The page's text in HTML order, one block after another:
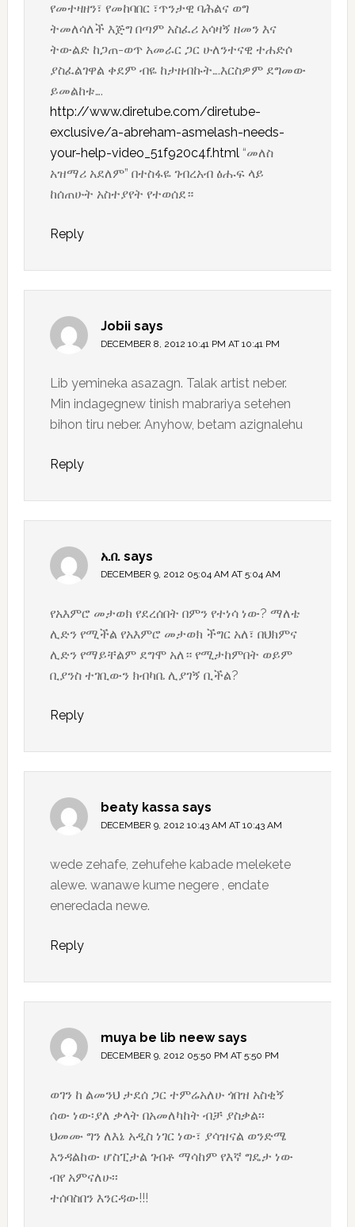
የመተዛዘን፣ የመከባበር ፣ጥንታዊ ባሕልና ወግ
ትመለሳለች እጅግ በጣም አስፈሪ አሳዛኝ ዘመን እና
ትውልድ ከጋጠ-ወጥ አመራር ጋር ሁለንተናዊ ተሐድሶ
ያስፈልገዋል ቀደም ብዬ ከታዘብኩት….እርስዎም ደግመው
ይመልከቱ….
http://www.diretube.com/diretube-
exclusive/a-abreham-asmelash-needs-
your-help-video_51f920c4f.html“መለስ
አዝማሪ አደለም” በተስፋዬ ገብረአብ ፅሑፍ ላይ
ከሰጠሁት አስተያየት የተወሰደ።
Reply
Jobii says
DECEMBER 8, 2012 10:41 PM AT 10:41 PM
Lib yemineka asazagn. Talak artist neber.
Min indagegnew tinish mabrariya setehen
bihon tiru neber. Anyhow, betam azignalehu
Reply
አ.በ. says
DECEMBER 9, 2012 05:04 AM AT 5:04 AM
የአእምሮ መታወክ የደረሰበት በምን የተነሳ ነው? ማለቴ
ሊድን የሚችል የአእምሮ መታወክ ችግር አለ፣ በህክምና
ሊድን የማይቸልም ደግሞ አለ። የሚታከምበት ወይም
ቢያንስ ተገቢውን ክብካቤ ሊያገኝ ቢችል?
Reply
beaty kassa says
DECEMBER 9, 2012 10:43 AM AT 10:43 AM
wede zehafe, zehufehe kabade melekete
alewe. wanawe kume negere , endate
eneredada newe.
Reply
muya be lib neew says
DECEMBER 9, 2012 05:50 PM AT 5:50 PM
ወገን ከ ልመንህ ታደሰ ጋር ተምሬአለሁ ጎበዝ አስቂኝ
ሰው ነው፡ያለ ቃላት በአመለካከት ብቻ ያስቃል፡፡
ህመሙ ግን ለእኔ አዲስ ነገር ነው፣ ያሳዝናል ወንድሜ
እንዳልከው ሆስፒታል ገብቶ ማሳከም የእኛ ግዴታ ነው
ብየ አምናለሁ፡፡
ተሰባስበን እንርዳው!!!